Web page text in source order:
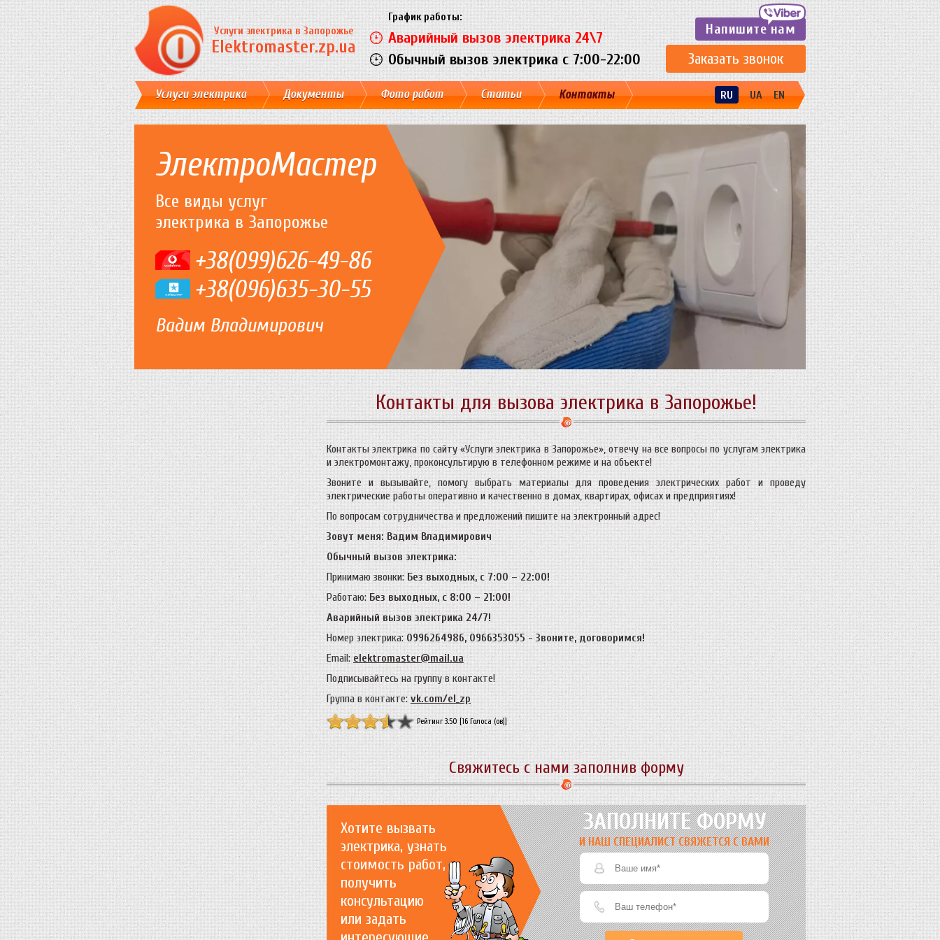
Услуги электрика в Запорожье
Elektromaster.zp.ua
Напишите нам
Заказать звонок
График работы:
Аварийный вызов электрика 24\7
Обычный вызов электрика c 7:00-22:00
Услуги электрика Документы Фото работ Статьи Контакты RU UA EN
ЭлектроМастер
Все виды услуг
электрика в Запорожье
+38(099)626-49-86
+38(096)635-30-55
Вадим Владимирович
Контакты для вызова электрика в Запорожье!
Контакты электрика по сайту «Услуги электрика в Запорожье», отвечу на все вопросы по услугам электрика
и электромонтажу, проконсультирую в телефонном режиме и на объекте!
Звоните и вызывайте, помогу выбрать материалы для проведения электрических работ и проведу
электрические работы оперативно и качественно в домах, квартирах, офисах и предприятиях!
По вопросам сотрудничества и предложений пишите на электронный адрес!
Зовут меня: Вадим Владимирович
Обычный вызов электрика:
Принимаю звонки: Без выходных, с 7:00 – 22:00!
Работаю: Без выходных, с 8:00 – 21:00!
Аварийный вызов электрика 24/7!
Номер электрика: 0996264986, 0966353055 -Звоните, договоримся!
Email:elektromaster@mail.ua
Подписывайтесь на группу в контакте!
Группа в контакте:vk.com/el_zp
Рейтинг 3.50 [16 Голоса (ов)]
Свяжитесь с нами заполнив форму
Хотите вызвать
электрика, узнать
стоимость работ,
получить
консультацию
или задать
ЗАПОЛНИТЕ ФОРМУ
И НАШ СПЕЦИАЛИСТ СВЯЖЕТСЯ С ВАМИ